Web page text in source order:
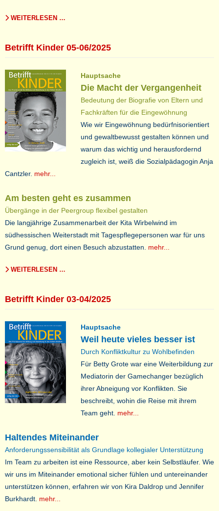
WEITERLESEN …
Betrifft Kinder 05-06/2025
Hauptsache
Die Macht der Vergangenheit
Bedeutung der Biografie von Eltern und
Fachkräften für die Eingewöhnung
Wie wir Eingewöhnung bedürfnisorientiert
und gewaltbewusst gestalten können und
warum das wichtig und herausfordernd
zugleich ist, weiß die Sozialpädagogin Anja
Cantzler. mehr...
Am besten geht es zusammen
Übergänge in der Peergroup flexibel gestalten
Die langjährige Zusammenarbeit der Kita Wirbelwind im
südhessischen Weiterstadt mit Tagespflegepersonen war für uns
Grund genug, dort einen Besuch abzustatten. mehr...
WEITERLESEN …
Betrifft Kinder 03-04/2025
Hauptsache
Weil heute vieles besser ist
Durch Konfliktkultur zu Wohlbefinden
Für Betty Grote war eine Weiterbildung zur
Mediatorin der Gamechanger bezüglich
ihrer Abneigung vor Konflikten. Sie
beschreibt, wohin die Reise mit ihrem
Team geht. mehr...
Haltendes Miteinander
Anforderungssensibilität als Grundlage kollegialer Unterstützung
Im Team zu arbeiten ist eine Ressource, aber kein Selbstläufer. Wie
wir uns im Miteinander emotional sicher fühlen und untereinander
unterstützen können, erfahren wir von Kira Daldrop und Jennifer
Burkhardt. mehr...